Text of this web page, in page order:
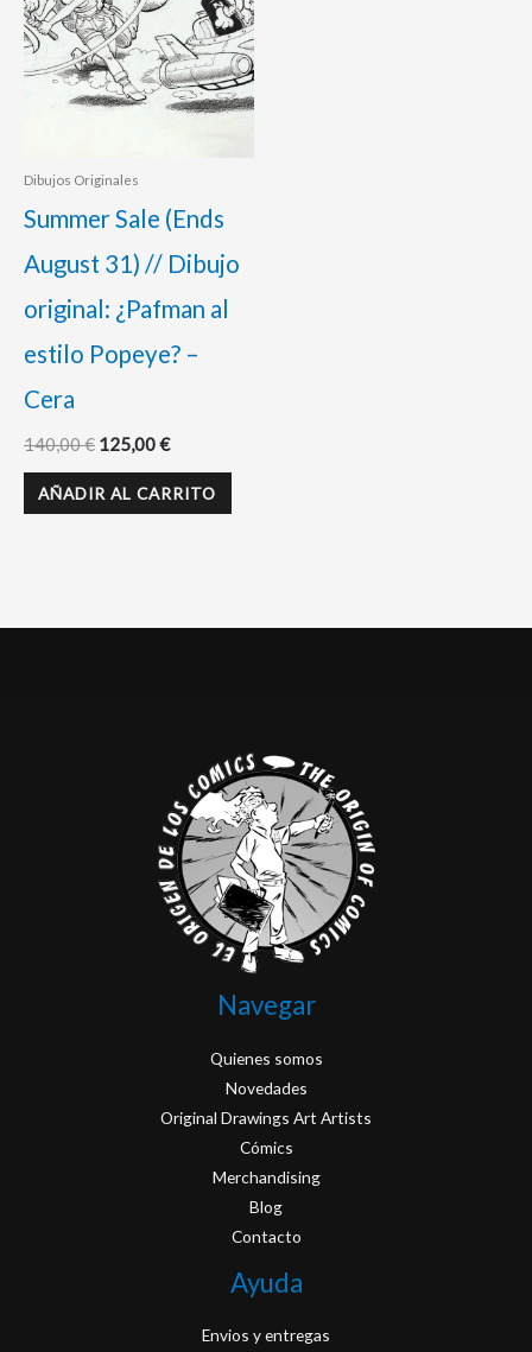
Dibujos Originales
Summer Sale (Ends
August 31) // Dibujo
original: ¿Pafman al
estilo Popeye? –
Cera
140,00€ 125,00€
AÑADIR AL CARRITO
Navegar
Quienes somos
Novedades
Original Drawings Art Artists
Cómics
Merchandising
Blog
Contacto
Ayuda
Envios y entregas